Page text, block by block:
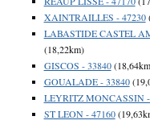
XAINTRAILLES - 47230
LABASTIDE CASTEL
(18,22km)
GISCOS - 33840
GOUALADE - 33840
LEYRITZ MONCASSIN -
ST LEON - 47160